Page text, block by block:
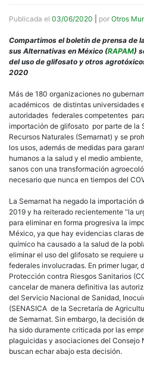
Publicada el 03/06/2020 por Otros
Compartimos el boletín de prensa de
sus Alternativas en México (RAPAM)
del uso de glifosato y otros
2020
Más de 180 organizaciones no
académicos de distintas universidades
autoridades federales competentes
importación de glifosato por parte de la
Recursos Naturales (Semarnat) y se
los usos, además de medidas para
humanos a la salud y el medio
sanos con una transformación
necesario que nunca en tiempos del
La Semarnat ha negado la importación
2019 y ha reiterado recientemente “la
para eliminar en forma progresiva la
México, ya que hay evidencias claras
químico ha causado a la salud de la
eliminar el uso del glifosato se requiere
federales involucradas. En primer lugar,
Protección contra Riesgos Sanitarios
cancelar de manera definitiva las
del Servicio Nacional de Sanidad,
(SENASICA de la Secretaría de
de Semarnat. Sin embargo, la decisión
ha sido duramente criticada por las
plaguicidas y asociaciones del Consejo
buscan echar abajo esta decisión.